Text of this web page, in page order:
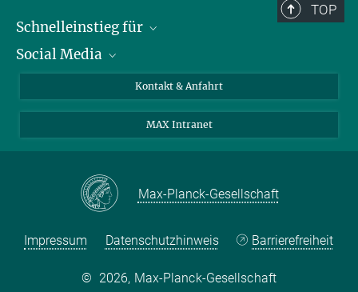
TOP
Schnelleinstieg für
Journalist*innen
Schüler*innen und Lehrkräfte
Social Media
LinkedIn
Facebook
Kontakt & Anfahrt
MAX Intranet
Max-Planck-Gesellschaft
Impressum Datenschutzhinweis Barrierefreiheit
© 2026, Max-Planck-Gesellschaft